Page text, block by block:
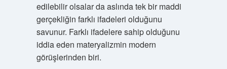
edilebilir olsalar da aslında tek bir maddi
gerçekliğin farklı ifadeleri olduğunu
savunur. Farklı ifadelere sahip olduğunu
iddia eden materyalizmin modern
görüşlerinden biri.